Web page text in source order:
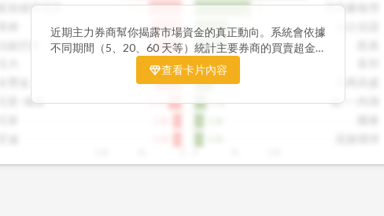
新加坡商瑞銀
元富-城東
4.1k
3.8k
3.7k
3.4k
1.7k
港商麥格理
統一-內湖
7k
4.3k
4.1k
3.2k
2.4k
1.5k
近期主力券商幫你揭露市場資金的真正動向。系統會依據
不同期間（5、20、60 天等）統計主要券商的買賣超金
額，讓你一眼看出哪些券商正在積極買進、哪些在出脫持
股。透過觀察主力券商的佈局變化，你能判斷資金是否正
合想追蹤主力動向、掌握短線資金流向的投資人，幫你看
見一般投資者看不見的關鍵訊號。
查看卡片內容